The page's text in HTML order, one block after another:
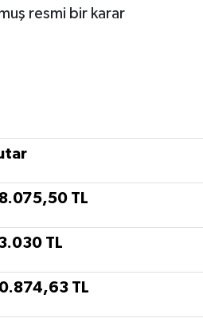
resmi bir karar
TL
TL
TL